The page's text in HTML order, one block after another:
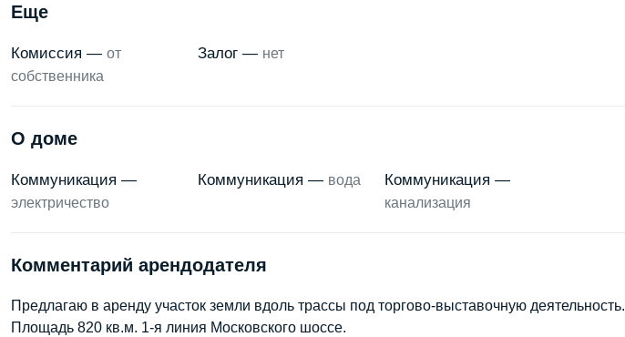
Еще
Комиссия — от
собственника
Залог — нет
О доме
Коммуникация —
электричество
Коммуникация — вода Коммуникация —
канализация
Комментарий арендодателя
Предлагаю в аренду участок земли вдоль трассы под торгово-выставочную деятельность.
Площадь 820 кв.м. 1-я линия Московского шоссе.